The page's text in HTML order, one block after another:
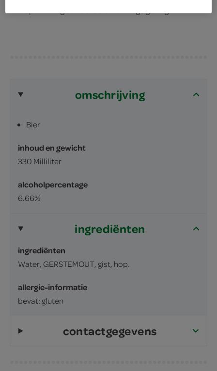
omschrijving
Bier
inhoud en gewicht
330 Milliliter
alcoholpercentage
6.66%
ingrediënten
ingrediënten
Water, GERSTEMOUT, gist, hop.
allergie-informatie
bevat: gluten
contactgegevens